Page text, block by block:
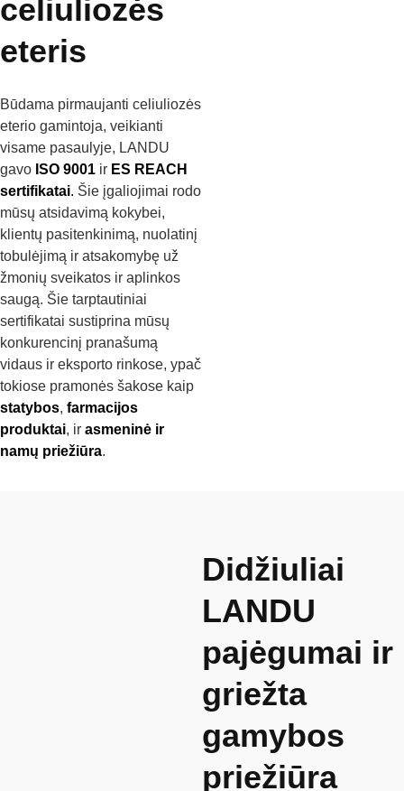
celiuliozės
eteris
Būdama pirmaujanti celiuliozės
eterio gamintoja, veikianti
visame pasaulyje, LANDU
gavo ISO 9001 ir ES REACH
sertifikatai. Šie įgaliojimai rodo
mūsų atsidavimą kokybei,
klientų pasitenkinimą, nuolatinį
tobulėjimą ir atsakomybę už
žmonių sveikatos ir aplinkos
saugą. Šie tarptautiniai
sertifikatai sustiprina mūsų
konkurencinį pranašumą
vidaus ir eksporto rinkose, ypač
tokiose pramonės šakose kaip
statybos, farmacijos
produktai, ir asmeninė ir
namų priežiūra.
Didžiuliai
LANDU
pajėgumai ir
griežta
gamybos
priežiūra